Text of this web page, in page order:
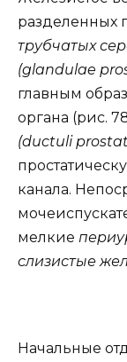
разделенных
трубчатых
(glandulae
главным
органа (рис.
(ductuli
канала.
мелкие
слизистые
Начальные